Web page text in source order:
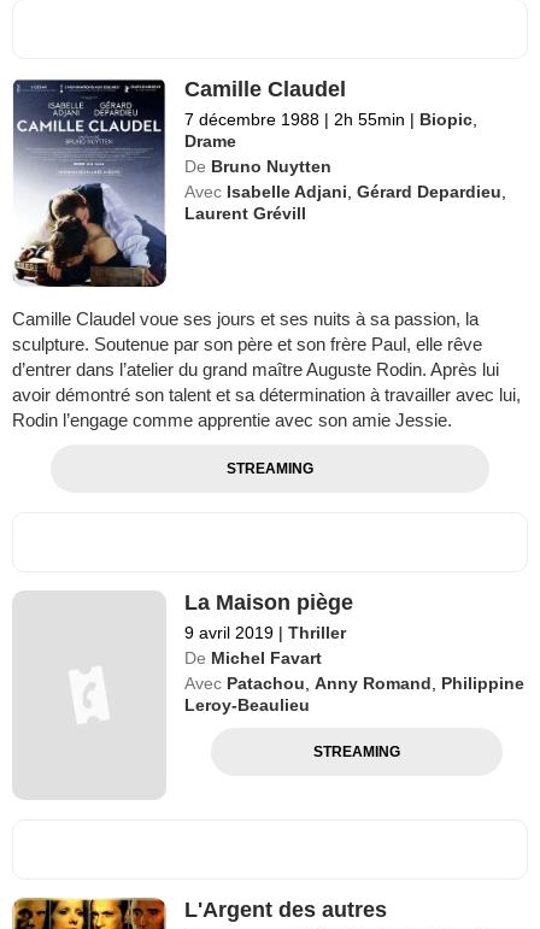
Camille Claudel
7 décembre 1988 | 2h 55min | Biopic
Drame
De Bruno Nuytten
Avec Isabelle Adjani ,Gérard Depardieu
Laurent Grévill
Camille Claudel voue ses jours et ses nuits à sa passion, la
sculpture. Soutenue par son père et son frère Paul, elle rêve
d’entrer dans l’atelier du grand maître Auguste Rodin. Après lui
avoir démontré son talent et sa détermination à travailler avec lui,
Rodin l’engage comme apprentie avec son amie Jessie.
STREAMING
La Maison piège
9 avril 2019 | Thriller
De Michel Favart
Avec Patachou ,Anny Romand
Philippine
Leroy-Beaulieu
STREAMING
L'Argent des autres